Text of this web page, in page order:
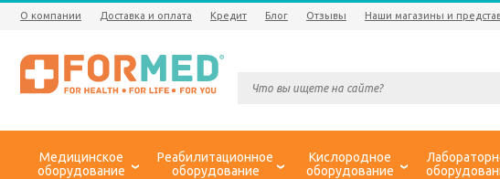
О компании Доставка и оплата Кредит Блог Отзывы Наши магазины и
Медицинское
оборудование
Реабилитационное
оборудование
Кислородное
оборудование